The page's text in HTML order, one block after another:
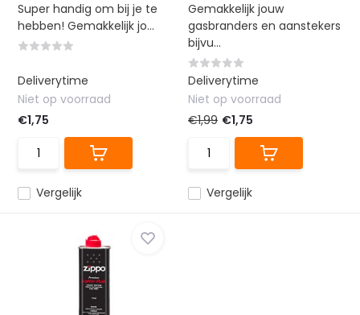
Super handig om bij je te
hebben! Gemakkelijk jo...
Vergelijk
Deliverytime
Niet op voorraad
€1,75
Gemakkelijk jouw
gasbranders en aanstekers
bijvu...
Vergelijk
Deliverytime
Niet op voorraad
€1,99 €1,75